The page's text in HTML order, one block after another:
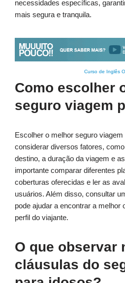
necessidades específicas,
mais segura e tranquila.
Curso de Inglês
Como escolher
seguro viagem
Escolher o melhor seguro
considerar diversos fatores,
destino, a duração da viagem e
importante comparar diferentes
coberturas oferecidas e ler as
usuários. Além disso, consultar
pode ajudar a encontrar a melhor
perfil do viajante.
O que observar
cláusulas do